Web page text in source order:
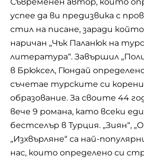
успее да ви предизвика с
стил на писане, заради
наричан „Чък Паланюк на
литература“. Завършил
в Брюксел, Гюндай
съчетае турските си
образование. За своите 44
вече 9 романа, като всеки
бестселър в Турция. „Зиян“,
„Изхвърляне“ са най-
нас, които определено си